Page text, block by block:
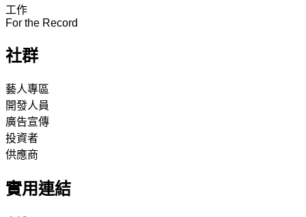
工作
For the Record
社群
藝人專區
開發人員
廣告宣傳
投資者
供應商
實用連結